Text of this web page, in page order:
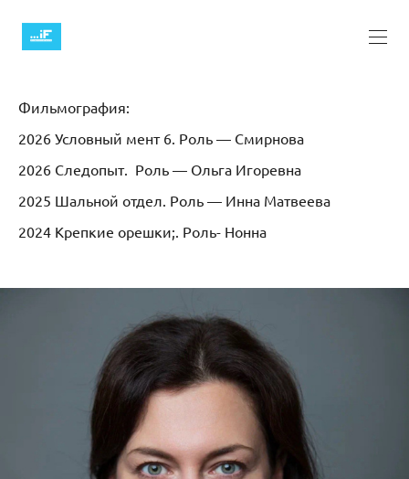
Фильмография:
2026 Условный мент 6. Роль — Смирнова
2026 Следопыт. Роль — Ольга Игоревна
2025 Шальной отдел. Роль — Инна Матвеева
2024 Крепкие орешки;. Роль- Нонна